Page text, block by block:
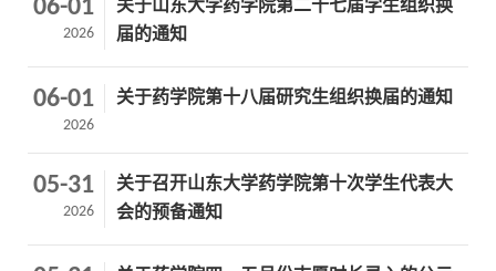
06-01
2026
关于山东大学药学院第二十七届学生组织换
届的通知
06-01
2026
关于药学院第十八届研究生组织换届的通知
05-31
2026
关于召开山东大学药学院第十次学生代表大
会的预备通知